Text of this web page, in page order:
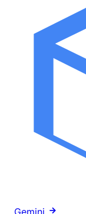
Gemini